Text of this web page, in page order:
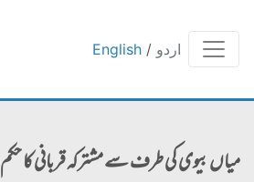
English / اردو
میاں بیوی کی طرف سے مشترکہ قربانی کا حکم